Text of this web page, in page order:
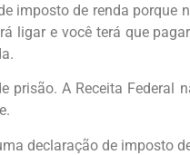
imposto de renda
ligar e você terá que
A Receita Federal
declaração de imposto